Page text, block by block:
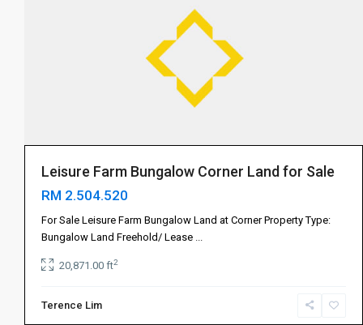
Leisure Farm Bungalow Corner Land for Sale
RM 2.504.520
For Sale Leisure Farm Bungalow Land at Corner Property Type:
Bungalow Land Freehold/ Lease ...
20,871.00 ft2
Terence Lim
城,
斯
干
达
布
丽,
林